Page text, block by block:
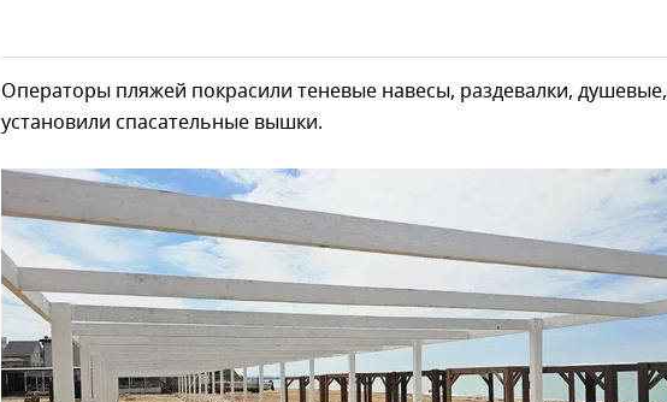
Операторы пляжей покрасили теневые навесы, раздевалки, душевые,
установили спасательные вышки.